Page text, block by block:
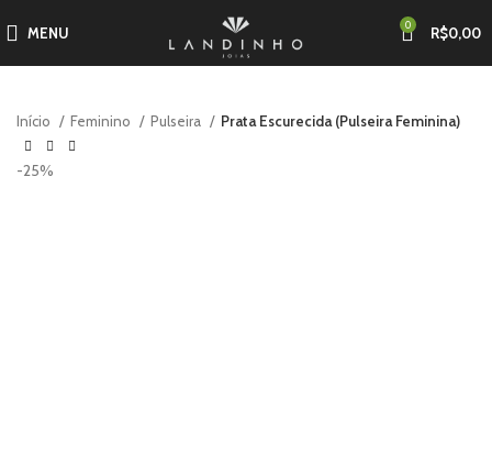
MENU 0 R$0,00
Início Feminino Pulseira Prata Escurecida (Pulseira Feminina)
-25%